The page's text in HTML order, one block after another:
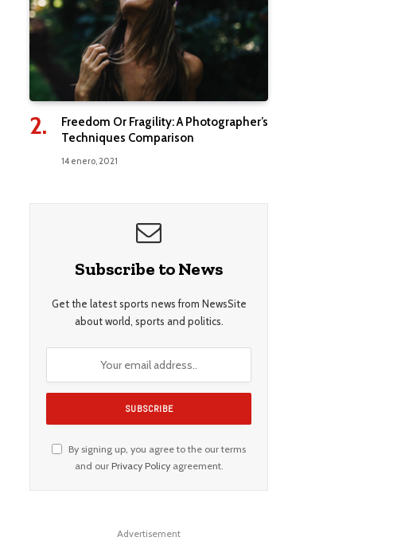
Freedom Or Fragility: A Photographer’s
Techniques Comparison
14 enero, 2021
Subscribe to News
Get the latest sports news from NewsSite
about world, sports and politics.
By signing up, you agree to the our terms
and our Privacy Policyagreement.
Advertisement